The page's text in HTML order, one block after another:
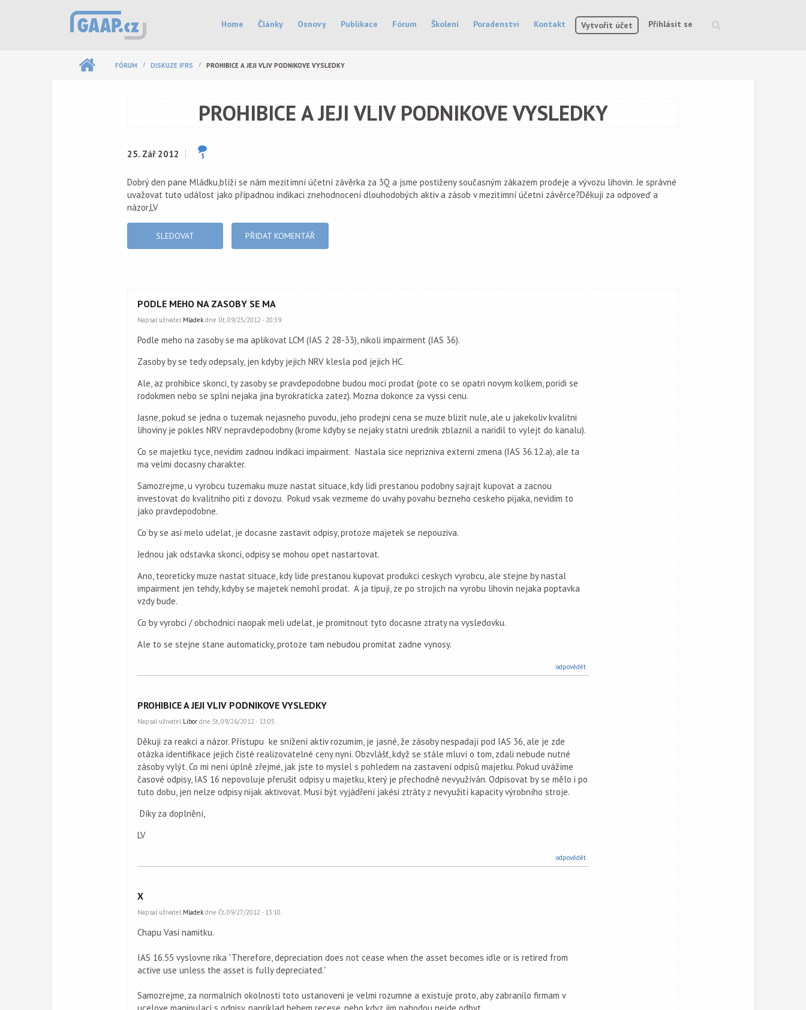
Vyhledávání
Hlavní menu
Home Články Osnovy Publikace Fórum Školení Poradenství Kontakt Vytvořit účet Přihlásit se
FÓRUM DISKUZE IFRS PROHIBICE A JEJI VLIV PODNIKOVE VYSLEDKY
PROHIBICE A JEJI VLIV PODNIKOVE VYSLEDKY
25. Zář 2012 3
Dobrý den pane Mládku,blíží se nám mezitímní účetní závěrka za 3Q a jsme postiženy současným zákazem prodeje a vývozu lihovin. Je správné
uvažovat tuto událost jako případnou indikaci znehodnocení dlouhodobých aktiv a zásob v mezitímní účetní závěrce?Děkuji za odpoveď a
názor,LV
SLEDOVAT PŘIDAT KOMENTÁŘ
PODLE MEHO NA ZASOBY SE MA
Napsal uživatel Mladek dne Út, 09/25/2012 - 20:39.
Podle meho na zasoby se ma aplikovat LCM (IAS 2 28-33), nikoli impairment (IAS 36).
Zasoby by se tedy odepsaly, jen kdyby jejich NRV klesla pod jejich HC.
Ale, az prohibice skonci, ty zasoby se pravdepodobne budou moci prodat (pote co se opatri novym kolkem, poridi se
rodokmen nebo se splni nejaka jina byrokraticka zatez). Mozna dokonce za vyssi cenu.
Jasne, pokud se jedna o tuzemak nejasneho puvodu, jeho prodejni cena se muze blizit nule, ale u jakekoliv kvalitni
lihoviny je pokles NRV nepravdepodobny (krome kdyby se nejaky statni urednik zblaznil a naridil to vylejt do kanalu).
Co se majetku tyce, nevidim zadnou indikaci impairment. Nastala sice neprizniva externi zmena (IAS 36.12.a), ale ta
ma velmi docasny charakter.
Samozrejme, u vyrobcu tuzemaku muze nastat situace, kdy lidi prestanou podobny sajrajt kupovat a zacnou
investovat do kvalitniho piti z dovozu. Pokud vsak vezmeme do uvahy povahu bezneho ceskeho pijaka, nevidim to
jako pravdepodobne.
Co by se asi melo udelat, je docasne zastavit odpisy, protoze majetek se nepouziva.
Jednou jak odstavka skonci, odpisy se mohou opet nastartovat.
Ano, teoreticky muze nastat situace, kdy lide prestanou kupovat produkci ceskych vyrobcu, ale stejne by nastal
impairment jen tehdy, kdyby se majetek nemohl prodat. A ja tipuji, ze po strojich na vyrobu lihovin nejaka poptavka
vzdy bude.
Co by vyrobci / obchodnici naopak meli udelat, je promitnout tyto docasne ztraty na vysledovku.
Ale to se stejne stane automaticky, protoze tam nebudou promitat zadne vynosy.
odpovědět
PROHIBICE A JEJI VLIV PODNIKOVE VYSLEDKY
Napsal uživatel Libor dne St, 09/26/2012 - 13:05.
Děkuji za reakci a názor. Přístupu ke snížení aktiv rozumím, je jasné, že zásoby nespadají pod IAS 36, ale je zde
otázka identifikace jejich čisté realizovatelné ceny nyní. Obzvlášť, když se stále mluví o tom, zdali nebude nutné
zásoby vylýt. Co mi není úplně zřejmé, jak jste to myslel s pohledem na zastavení odpisů majetku. Pokud uvážíme
časové odpisy, IAS 16 nepovoluje přerušit odpisy u majetku, který je přechodně nevyužíván. Odpisovat by se mělo i po
tuto dobu, jen nelze odpisy nijak aktivovat. Musí být vyjádření jakési ztráty z nevyužití kapacity výrobního stroje.
Díky za doplnění,
LV
odpovědět
X
Napsal uživatel Mladek dne Čt, 09/27/2012 - 13:10.
Chapu Vasi namitku.
IAS 16.55 vyslovne rika “Therefore, depreciation does not cease when the asset becomes idle or is retired from
active use unless the asset is fully depreciated.”
Samozrejme, za normalnich okolnosti toto ustanoveni je velmi rozumne a existuje proto, aby zabranilo firmam v